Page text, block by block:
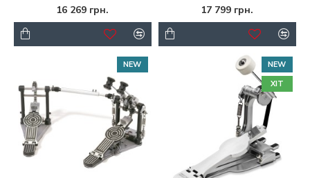
16 269 грн.
17 799 грн.
NEW
NEW
ХІТ